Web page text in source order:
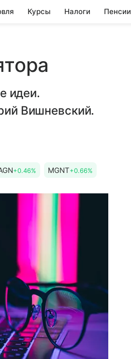
Курсы Налоги Пенсии
идеи.
Вишневский.
+0.46% MGNT+0.66%